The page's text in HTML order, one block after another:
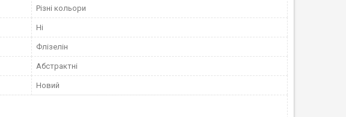
Різні кольори
Ні
Флізелін
Абстрактні
Новий